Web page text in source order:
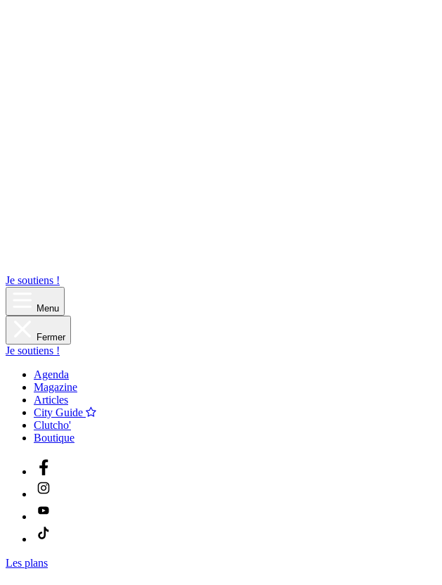
Je soutiens !
Menu
Fermer
Je soutiens !
Agenda
Magazine
Articles
City Guide
Clutcho'
Boutique
Les plans